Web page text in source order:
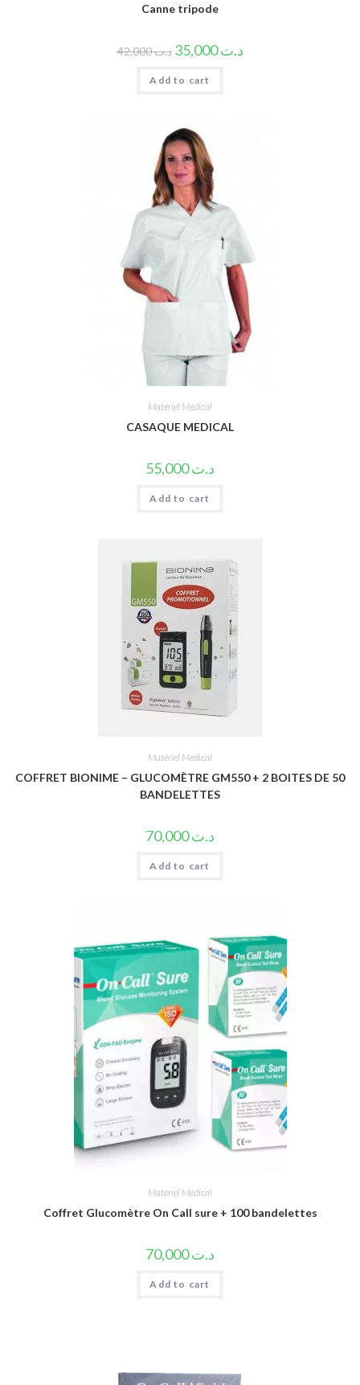
Canne tripode
د.ت42,000 د.ت35,000
Add to cart
Matériel Médical
CASAQUE MEDICAL
د.ت55,000
Add to cart
Matériel Médical
COFFRET BIONIME – GLUCOMÈTRE GM550 + 2 BOITES DE 50
BANDELETTES
د.ت70,000
Add to cart
Matériel Médical
Coffret Glucomètre On Call sure + 100 bandelettes
د.ت70,000
Add to cart